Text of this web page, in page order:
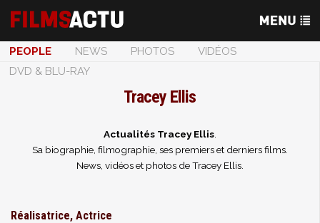
PEOPLE NEWS PHOTOS
VIDÉOS
DVD & BLU-RAY
Tracey Ellis
Actualités Tracey Ellis.
Sa biographie, filmographie, ses premiers et derniers films.
News, vidéos et photos de Tracey Ellis.
Réalisatrice, Actrice